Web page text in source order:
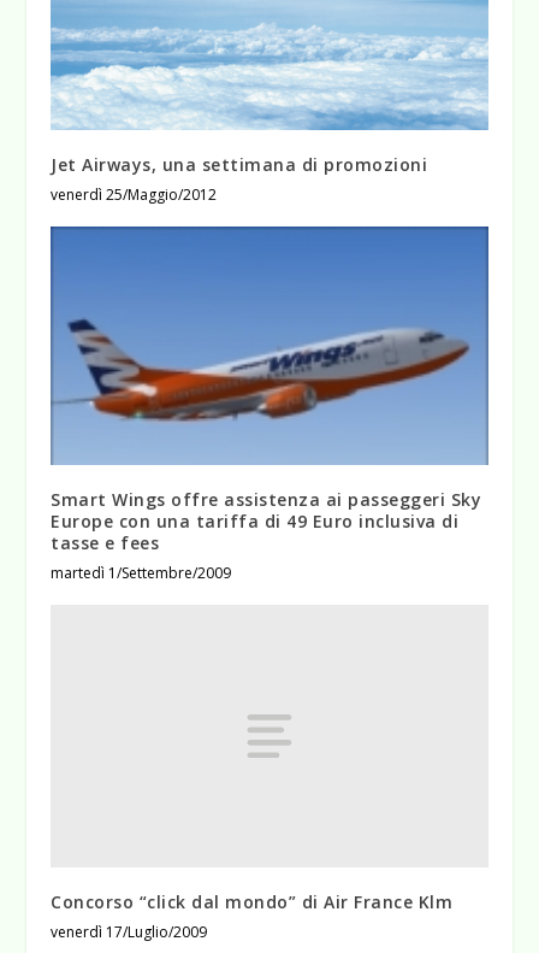
Jet Airways, una settimana di promozioni
venerdì 25/Maggio/2012
Smart Wings offre assistenza ai passeggeri Sky
Europe con una tariffa di 49 Euro inclusiva di
tasse e fees
martedì 1/Settembre/2009
Concorso “click dal mondo” di Air France Klm
venerdì 17/Luglio/2009